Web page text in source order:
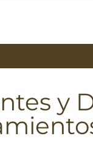
y